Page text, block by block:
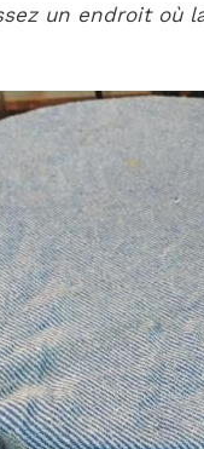
un endroit où